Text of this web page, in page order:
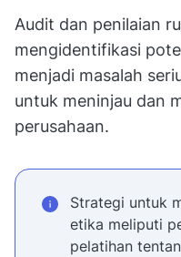
Audit dan penilaian
mengidentifikasi
menjadi masalah
untuk meninjau dan
perusahaan.
Strategi untuk
etika meliputi
pelatihan